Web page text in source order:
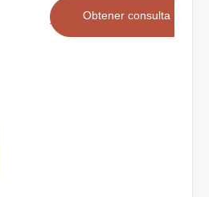
Obtener consulta